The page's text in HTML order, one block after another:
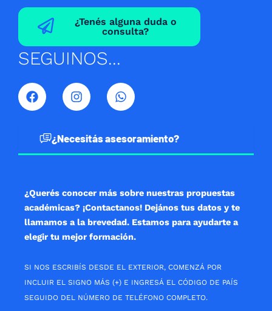
¿Tenés alguna duda o
consulta?
SEGUINOS...
F
a
c
I
n
s
a
W
h
a
s
¿Necesitás asesoramiento?
¿Querés conocer más sobre nuestras propuestas
académicas? ¡Contactanos! Dejános tus datos y te
llamamos a la brevedad. Estamos para ayudarte a
elegir tu mejor formación.
SI NOS ESCRIBÍS DESDE EL EXTERIOR, COMENZÁ POR
INCLUIR EL SIGNO MÁS (+) E INGRESÁ EL CÓDIGO DE PAÍS
SEGUIDO DEL NÚMERO DE TELÉFONO COMPLETO.